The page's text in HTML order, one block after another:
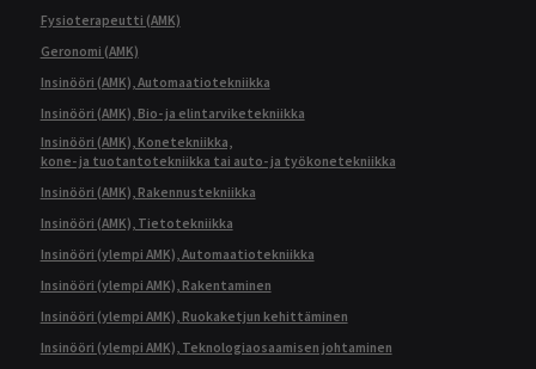
Fysioterapeutti (AMK)
Geronomi (AMK)
Insinööri (AMK), Automaatiotekniikka
Insinööri (AMK), Bio- ja elintarviketekniikka
Insinööri (AMK), Konetekniikka,
kone- ja tuotantotekniikka tai auto- ja työkonetekniikka
Insinööri (AMK), Rakennustekniikka
Insinööri (AMK), Tietotekniikka
Insinööri (ylempi AMK), Automaatiotekniikka
Insinööri (ylempi AMK), Rakentaminen
Insinööri (ylempi AMK), Ruokaketjun kehittäminen
Insinööri (ylempi AMK), Teknologiaosaamisen johtaminen